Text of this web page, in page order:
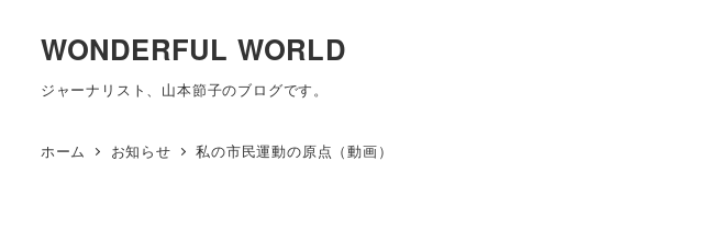
WONDERFUL WORLD
ジャーナリスト、山本節子のブログです。
ホーム お知らせ 私の市民運動の原点（動画）